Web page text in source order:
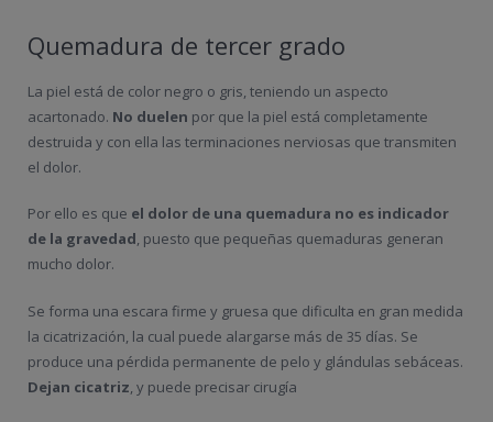
Quemadura de tercer grado
La piel está de color negro o gris, teniendo un aspecto
acartonado. No duelen por que la piel está completamente
destruida y con ella las terminaciones nerviosas que transmiten
el dolor.
Por ello es que el dolor de una quemadura no es indicador
de la gravedad, puesto que pequeñas quemaduras generan
mucho dolor.
Se forma una escara firme y gruesa que dificulta en gran medida
la cicatrización, la cual puede alargarse más de 35 días. Se
produce una pérdida permanente de pelo y glándulas sebáceas.
Dejan cicatriz, y puede precisar cirugía